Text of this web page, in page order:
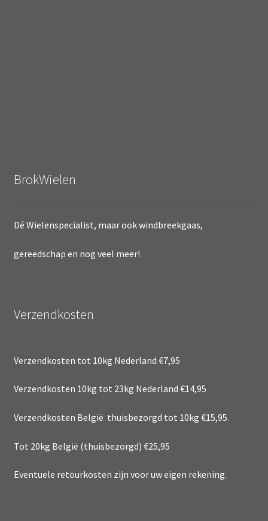
BrokWielen
Dé Wielenspecialist, maar ook windbreekgaas,
gereedschap en nog veel meer!
Verzendkosten
Verzendkosten tot 10kg Nederland €7,95
Verzendkosten 10kg tot 23kg Nederland €14,95
Verzendkosten België thuisbezorgd tot 10kg €15,95.
Tot 20kg België (thuisbezorgd) €25,95
Eventuele retourkosten zijn voor uw eigen rekening.